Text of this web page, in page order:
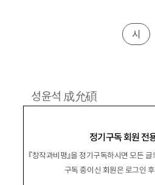
정기구독 회원 전
『창작과비평』을 정기구독하시면 모든
구독 중이신 회원은 로그인
시
성윤석 成允碩
인상으로 등단. 시집 『극
네』 『공중 묘지』 『멍게』 『